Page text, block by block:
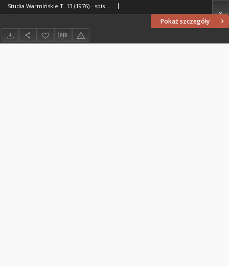
Pokaż szczegóły
Studia Warmińskie T. 13 (1976) - spis treści